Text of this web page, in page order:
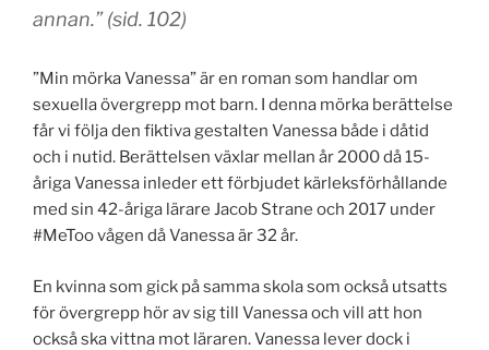
annan.” (sid. 102)
”Min mörka Vanessa” är en roman som handlar om
sexuella övergrepp mot barn. I denna mörka berättelse
får vi följa den fiktiva gestalten Vanessa både i dåtid
och i nutid. Berättelsen växlar mellan år 2000 då 15-
åriga Vanessa inleder ett förbjudet kärleksförhållande
med sin 42-åriga lärare Jacob Strane och 2017 under
#MeToo vågen då Vanessa är 32 år.
En kvinna som gick på samma skola som också utsatts
för övergrepp hör av sig till Vanessa och vill att hon
också ska vittna mot läraren. Vanessa lever dock i